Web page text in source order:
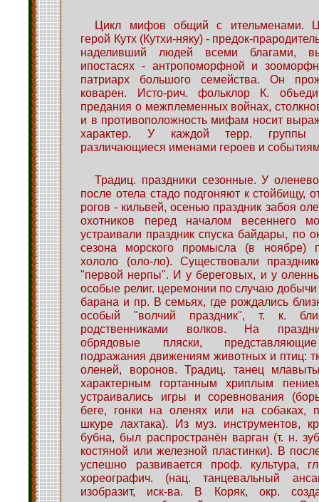
Цикл мифов общий с ительменами.
герой Кутх (Кутхи-няку) - предок-
наделивший людей всеми благами,
ипостасях - антропоморфной и
патриарх большого семейства. Он
коварен. Исто-рич. фольклор К.
предания о межплеменных войнах,
и в противоположность мифам носит
характер. У каждой терр. группы
различающиеся именами героев и
Традиц. праздники сезонные. У
после отела стадо подгоняют к стойбищу,
рогов - кильвей, осенью праздник забоя
охотников перед началом весеннего
устраивали праздник спуска байдары, по
сезона морского промысла (в ноябре)
хололо (оло-ло). Существовали
"первой нерпы". И у береговых, и у
особые религ. церемонии по случаю
барана и пр. В семьях, где рождались
особый "волчий праздник", т. к.
родственниками волков. На
обрядовые пляски, представляющие
подражания движениям животных и птиц:
оленей, воронов. Традиц. танец
характерным гортанным хриплым
устраивались игры и соревнования
беге, гонки на оленях или на собаках,
шкуре лахтака). Из муз. инструментов,
бубна, был распространён варган (т. н.
костяной или железной пластинки). В
успешно развивается проф. культура,
хореографич. (нац. танцевальный
изобразит, иск-ва. В Коряк, окр.